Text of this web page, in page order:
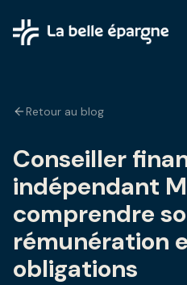
Retour au blog
Conseiller
indépendant
comprendre
rémunération
obligations